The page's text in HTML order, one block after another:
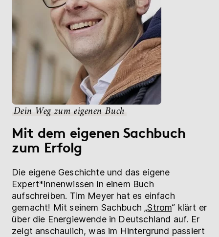
Dein Weg zum eigenen Buch
Mit dem eigenen Sachbuch
zum Erfolg
Die eigene Geschichte und das eigene
Expert*innenwissen in einem Buch
aufschreiben. Tim Meyer hat es einfach
gemacht! Mit seinem Sachbuch „Strom“ klärt er
über die Energiewende in Deutschland auf. Er
zeigt anschaulich, was im Hintergrund passiert